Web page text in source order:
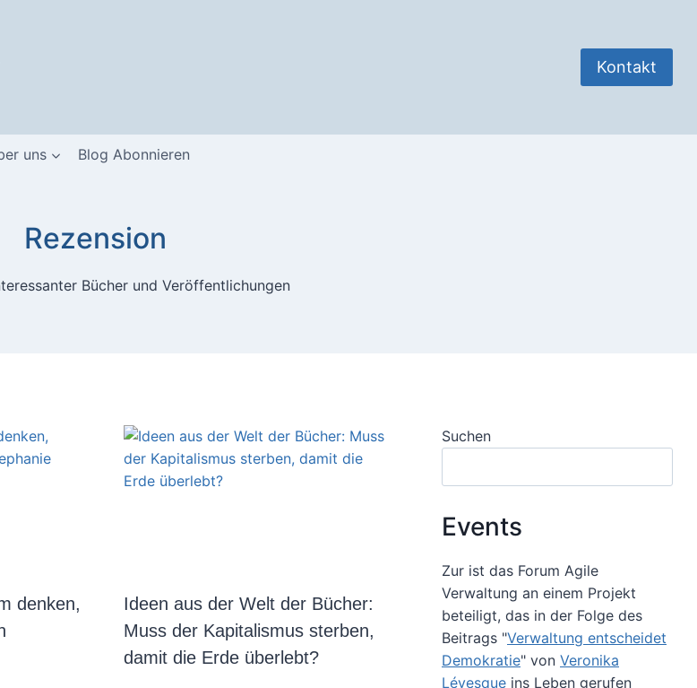
Kontakt
uns Blog Abonnieren
Rezension
Bücher und Veröffentlichungen
denken,
Ideen aus der Welt der Bücher:
Muss der Kapitalismus sterben,
damit die Erde überlebt?
Suchen
Events
Zur ist das Forum Agile
Verwaltung an einem Projekt
beteiligt, das in der Folge des
Beitrags "Verwaltung entscheidet
Demokratie" von Veronika
Lévesque ins Leben gerufen